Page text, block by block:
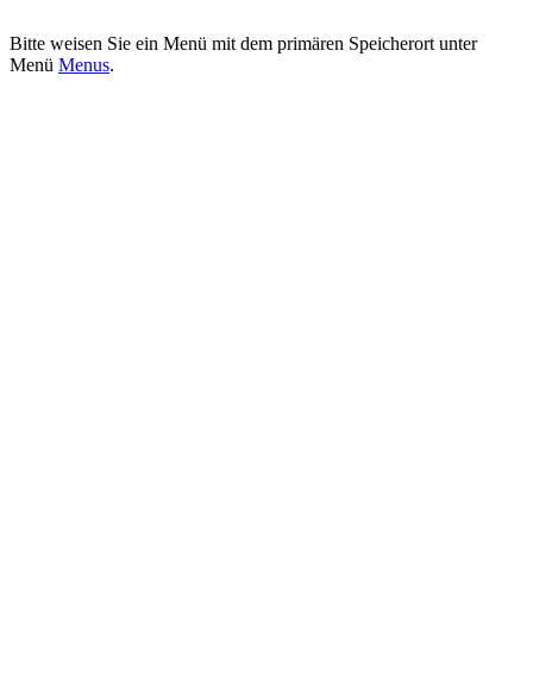
Bitte weisen Sie ein Menü mit dem primären Speicherort unter
Menü Menus.